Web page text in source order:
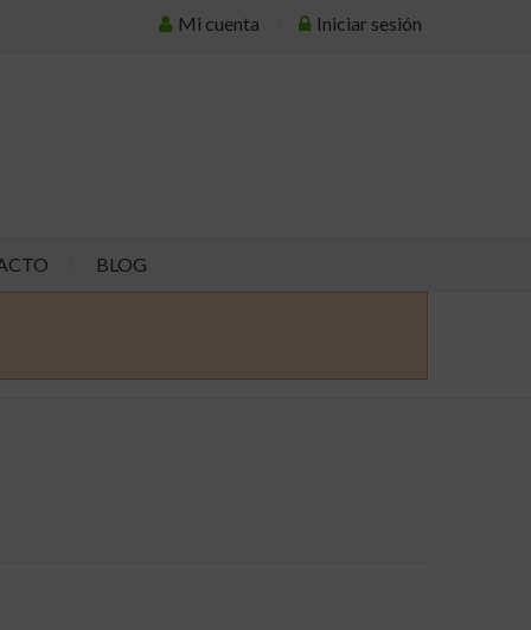
Mi cuenta Iniciar sesión
BLOG